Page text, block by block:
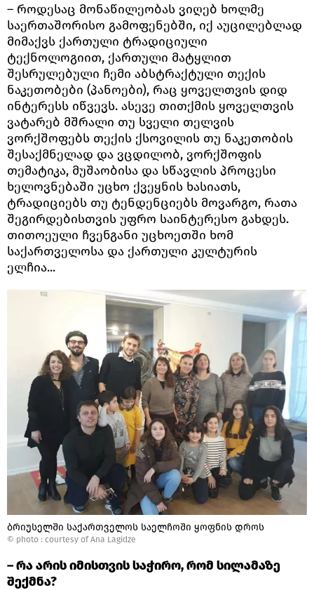
– როდესაც მონაწილეობას ვიღებ ხოლმე
საერთაშორისო გამოფენებში, იქ აუცილებლად
მიმაქვს ქართული ტრადიციული
ტექნოლოგიით, ქართული მატყლით
შესრულებული ჩემი აბსტრაქტული თექის
ნაკეთობები (პანოები), რაც ყოველთვის დიდ
ინტერესს იწვევს. ასევე თითქმის ყოველთვის
ვატარებ მშრალი თუ სველი თელვის
ვორქშოფებს თექის ქსოვილის თუ ნაკეთობის
შესაქმნელად და ვცდილობ, ვორქშოფის
თემატიკა, მუშაობისა და სწავლის პროცესი
ხელოვნებაში უცხო ქვეყნის ხასიათს,
ტრადიციებს თუ ტენდენციებს მოვარგო, რათა
შეგირდებისთვის უფრო საინტერესო გახდეს.
თითოეული ჩვენგანი უცხოეთში ხომ
საქართველოსა და ქართული კულტურის
ელჩია...
ბრიუსელში საქართველოს საელჩოში ყოფნის დროს
© photo : courtesy of Ana Lagidze
– რა არის იმისთვის საჭირო, რომ სილამაზე
შექმნა?